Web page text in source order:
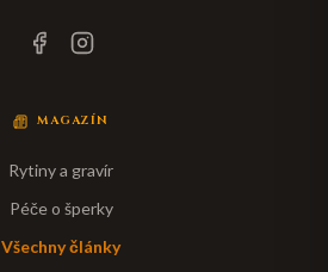
MAGAZÍN
Rytiny a gravír
Péče o šperky
Všechny články